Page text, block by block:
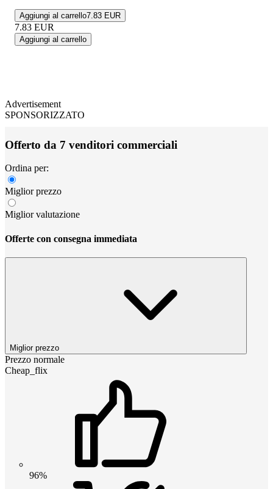
Aggiungi al carrello7.83 EUR
7.83 EUR
Aggiungi al carrello
Advertisement
SPONSORIZZATO
Offerto da 7 venditori commerciali
Ordina per:
Miglior prezzo
Miglior valutazione
Offerte con consegna immediata
Miglior prezzo
Prezzo normale
Cheap_flix
96%